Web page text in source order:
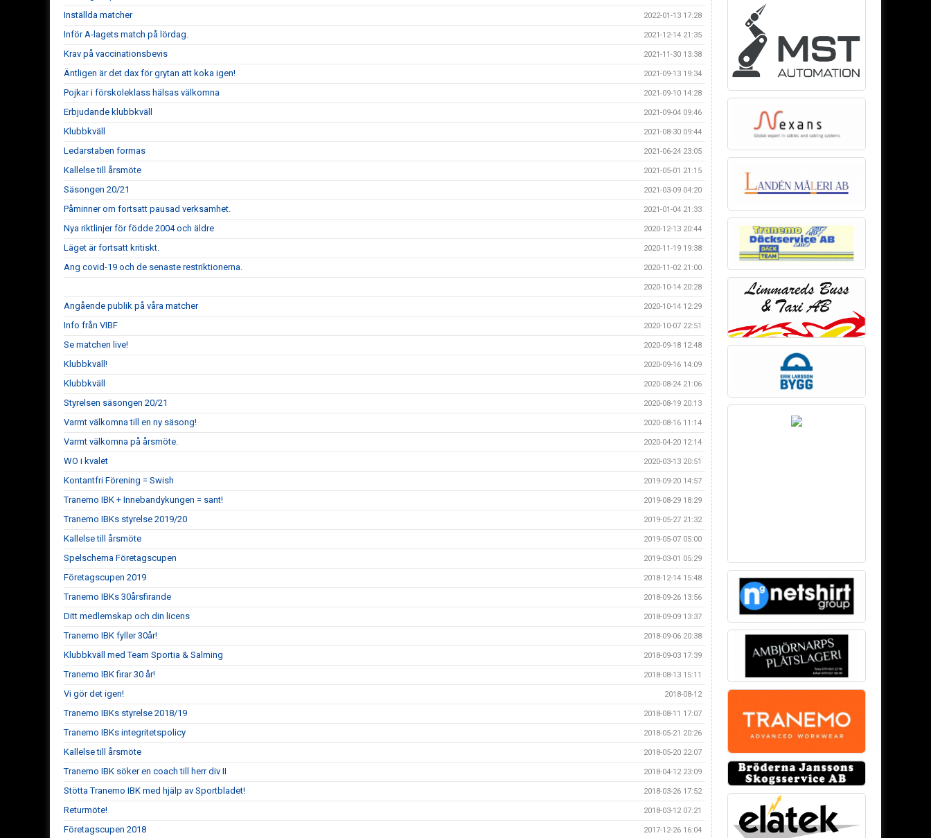
Inställda matcher 2022-01-13 17:28
Inför A-lagets match på lördag. 2021-12-14 21:35
Krav på vaccinationsbevis 2021-11-30 13:38
Äntligen är det dax för grytan att koka igen! 2021-09-13 19:34
Pojkar i förskoleklass hälsas välkomna 2021-09-10 14:28
Erbjudande klubbkväll 2021-09-04 09:46
Klubbkväll 2021-08-30 09:44
Ledarstaben formas 2021-06-24 23:05
Kallelse till årsmöte 2021-05-01 21:15
Säsongen 20/21 2021-03-09 04:20
Påminner om fortsatt pausad verksamhet. 2021-01-04 21:33
Nya riktlinjer för födde 2004 och äldre 2020-12-13 20:44
Läget är fortsatt kritiskt. 2020-11-19 19:38
Ang covid-19 och de senaste restriktionerna. 2020-11-02 21:00
2020-10-14 20:28
Angående publik på våra matcher 2020-10-14 12:29
Info från VIBF 2020-10-07 22:51
Se matchen live! 2020-09-18 12:48
Klubbkväll! 2020-09-16 14:09
Klubbkväll 2020-08-24 21:06
Styrelsen säsongen 20/21 2020-08-19 20:13
Varmt välkomna till en ny säsong! 2020-08-16 11:14
Varmt välkomna på årsmöte. 2020-04-20 12:14
WO i kvalet 2020-03-13 20:51
Kontantfri Förening = Swish 2019-09-20 14:57
Tranemo IBK + Innebandykungen = sant! 2019-08-29 18:29
Tranemo IBKs styrelse 2019/20 2019-05-27 21:32
Kallelse till årsmöte 2019-05-07 05:00
Spelschema Företagscupen 2019-03-01 05:29
Företagscupen 2019 2018-12-14 15:48
Tranemo IBKs 30årsfirande 2018-09-26 13:56
Ditt medlemskap och din licens 2018-09-09 13:37
Tranemo IBK fyller 30år! 2018-09-06 20:38
Klubbkväll med Team Sportia & Salming 2018-09-03 17:39
Tranemo IBK firar 30 år! 2018-08-13 15:11
Vi gör det igen! 2018-08-12
Tranemo IBKs styrelse 2018/19 2018-08-11 17:07
Tranemo IBKs integritetspolicy 2018-05-21 20:26
Kallelse till årsmöte 2018-05-20 22:07
Tranemo IBK söker en coach till herr div II 2018-04-12 23:09
Stötta Tranemo IBK med hjälp av Sportbladet! 2018-03-26 17:52
Returmöte! 2018-03-12 07:21
Företagscupen 2018 2017-12-26 16:04